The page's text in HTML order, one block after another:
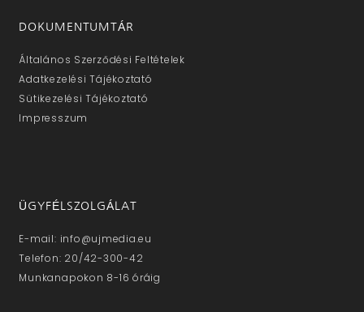
DOKUMENTUMTÁR
Általános Szerződési Feltételek
Adatkezelési Tájékoztató
Sütikezelési Tájékoztató
Impresszum
ÜGYFÉLSZOLGÁLAT
E-mail: info@ujmedia.eu
Telefon: 20/42-300-42
Munkanapokon 8-16 óráig